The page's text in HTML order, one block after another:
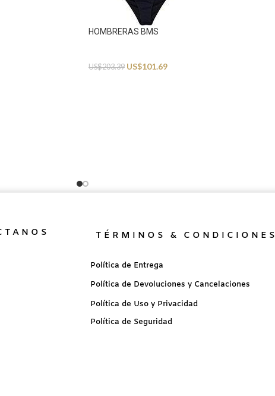
HOMBRERAS BMS
US$203.39 US$101.69
TÉRMINOS & CONDICIONES
Política de Entrega
Política de Devoluciones y Cancelaciones
Política de Uso y Privacidad
Política de Seguridad